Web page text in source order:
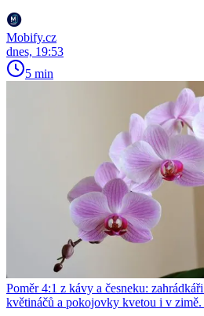
Mobify.cz
dnes, 19:53
5 min
Poměr 4:1 z kávy a česneku:
květináčů a pokojovky kvetou i v zimě.